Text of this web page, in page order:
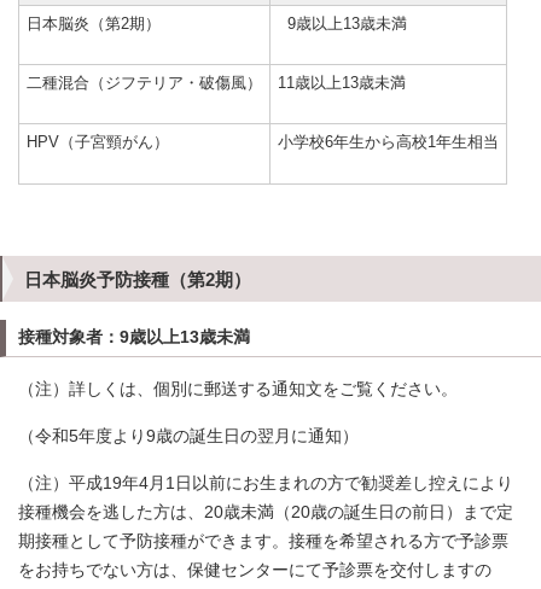
日本脳炎（第2期） 9歳以上13歳未満
二種混合（ジフテリア・破傷風） 11歳以上13歳未満
HPV（子宮頸がん） 小学校6年生から高校1年生相当
日本脳炎予防接種（第2期）
接種対象者：9歳以上13歳未満
（注）詳しくは、個別に郵送する通知文をご覧ください。
（令和5年度より9歳の誕生日の翌月に通知）
（注）平成19年4月1日以前にお生まれの方で勧奨差し控えにより
接種機会を逃した方は、20歳未満（20歳の誕生日の前日）まで定
期接種として予防接種ができます。接種を希望される方で予診票
をお持ちでない方は、保健センターにて予診票を交付しますの